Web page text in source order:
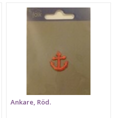
Ankare, Röd.